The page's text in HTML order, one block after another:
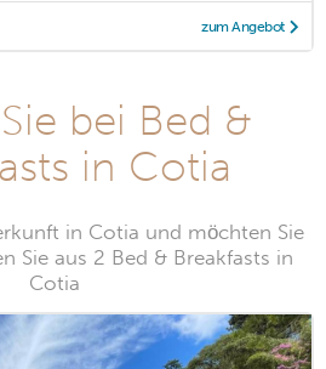
zum Angebot
bei Bed &
in Cotia
in Cotia und möchten Sie
Sie aus 2 Bed & Breakfasts in
Cotia